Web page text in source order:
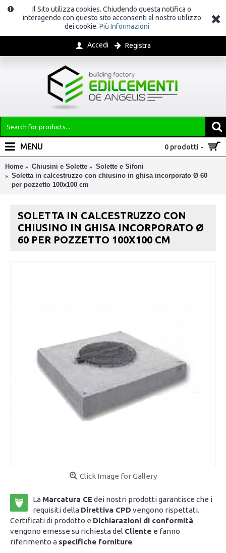
Il Sito utilizza cookies. Chiudendo questa notifica o
interagendo con questo sito acconsenti al nostro utilizzo
dei cookie. Più Informazioni
Accedi Registra
0 prodotti -
MENU
Home Chiusini e Solette
Solette e Sifoni
Soletta in calcestruzzo con chiusino in ghisa incorporato Ø 60
per pozzetto 100x100 cm
SOLETTA IN CALCESTRUZZO CON
CHIUSINO IN GHISA INCORPORATO Ø
60 PER POZZETTO 100X100 CM
Click Image for Gallery
La Marcatura CEdei nostri prodotti garantisce che i
requisiti della Direttiva CPD vengono rispettati.
Certificati di prodotto e Dichiarazioni di conformità
vengono emesse su richiesta del Cliente e fanno
riferimento a specifiche forniture.